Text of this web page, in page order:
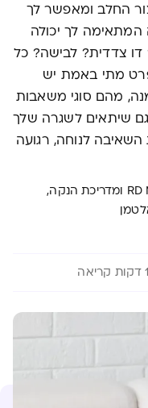
החלב ומאפשר לך
לך יכולה
צדדית? לבישה? כל
מתי באמת יש
מהם סוגי משאבות
שיתאים לשגרה שלך
השאיבה לנוחה, רגועה
דיאטנית קלינית RD M.Sc ומדריכת הנקה,